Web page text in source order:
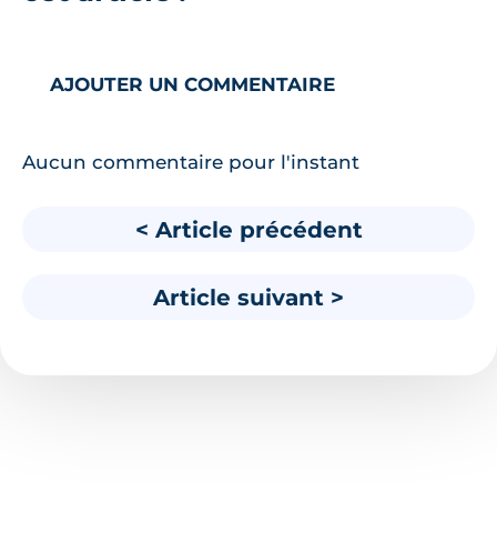
AJOUTER UN COMMENTAIRE
Aucun commentaire pour l'instant
< Article précédent
Article suivant >